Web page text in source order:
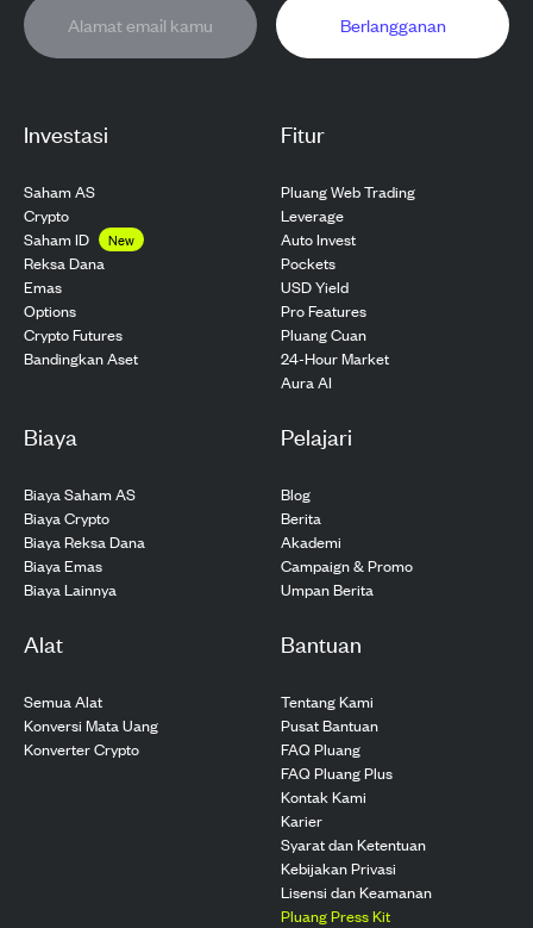
Investasi
Saham AS
Crypto
Saham ID
New
Reksa Dana
Emas
Options
Crypto Futures
Bandingkan Aset
Fitur
Pluang Web Trading
Leverage
Auto Invest
Pockets
USD Yield
Pro Features
Pluang Cuan
24-Hour Market
Aura AI
Biaya
Biaya Saham AS
Biaya Crypto
Biaya Reksa Dana
Biaya Emas
Biaya Lainnya
Pelajari
Blog
Berita
Akademi
Campaign & Promo
Umpan Berita
Alat
Semua Alat
Konversi Mata Uang
Konverter Crypto
Bantuan
Tentang Kami
Pusat Bantuan
FAQ Pluang
FAQ Pluang Plus
Kontak Kami
Karier
Syarat dan Ketentuan
Kebijakan Privasi
Lisensi dan Keamanan
Pluang Press Kit
Berlangganan